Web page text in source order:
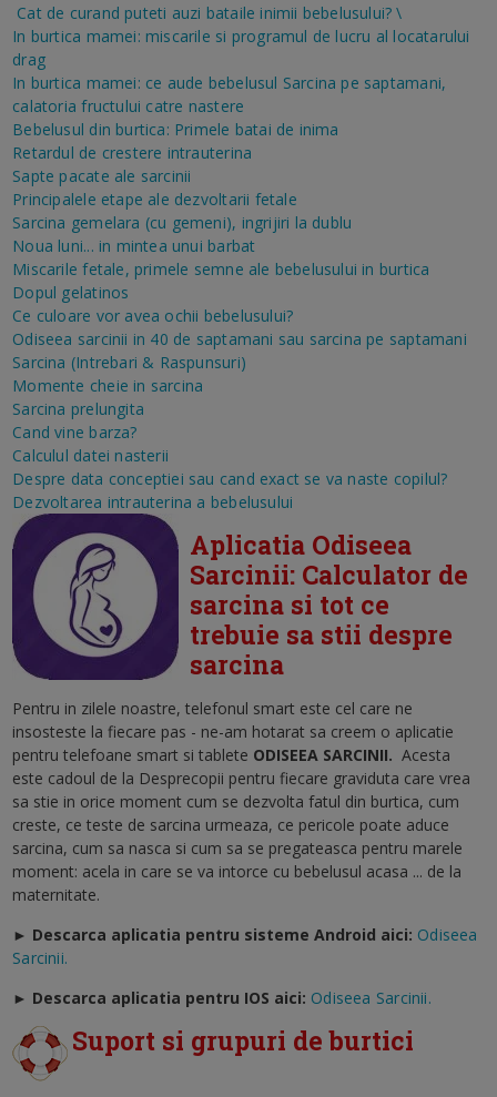
Cat de curand puteti auzi bataile inimii bebelusului? \
In burtica mamei: miscarile si programul de lucru al locatarului
drag
In burtica mamei: ce aude bebelusul Sarcina pe saptamani,
calatoria fructului catre nastere
Bebelusul din burtica: Primele batai de inima
Retardul de crestere intrauterina
Sapte pacate ale sarcinii
Principalele etape ale dezvoltarii fetale
Sarcina gemelara (cu gemeni), ingrijiri la dublu
Noua luni... in mintea unui barbat
Miscarile fetale, primele semne ale bebelusului in burtica
Dopul gelatinos
Ce culoare vor avea ochii bebelusului?
Odiseea sarcinii in 40 de saptamani sau sarcina pe saptamani
Sarcina (Intrebari & Raspunsuri)
Momente cheie in sarcina
Sarcina prelungita
Cand vine barza?
Calculul datei nasterii
Despre data conceptiei sau cand exact se va naste copilul?
Dezvoltarea intrauterina a bebelusului
Aplicatia Odiseea
Sarcinii: Calculator de
sarcina si tot ce
trebuie sa stii despre
sarcina
Pentru in zilele noastre, telefonul smart este cel care ne
insosteste la fiecare pas - ne-am hotarat sa creem o aplicatie
pentru telefoane smart si tablete ODISEEA SARCINII. Acesta
este cadoul de la Desprecopii pentru fiecare graviduta care vrea
sa stie in orice moment cum se dezvolta fatul din burtica, cum
creste, ce teste de sarcina urmeaza, ce pericole poate aduce
sarcina, cum sa nasca si cum sa se pregateasca pentru marele
moment: acela in care se va intorce cu bebelusul acasa ... de la
maternitate.
► Descarca aplicatia pentru sisteme Android aici: Odiseea
Sarcinii.
► Descarca aplicatia pentru IOS aici: Odiseea Sarcinii.
Suport si grupuri de burtici